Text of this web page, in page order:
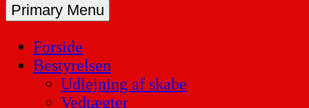
Primary Menu
Forside
Bestyrelsen
Udlejning af skabe
Vedtægter